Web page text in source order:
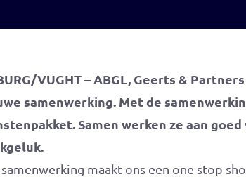
VUGHT – ABGL, Geerts &
samenwerking. Met de
Samen werken ze aan
samenwerking maakt ons een one stop